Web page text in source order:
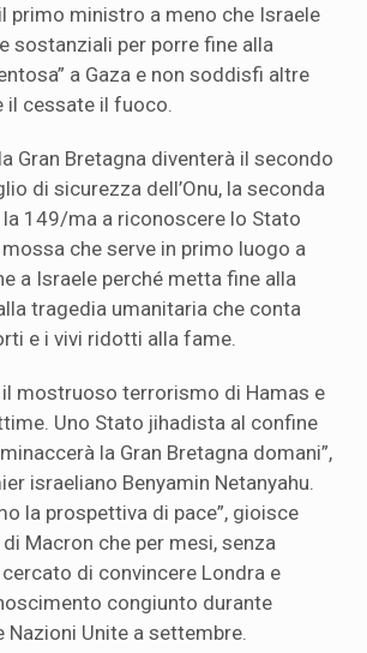
primo ministro a meno che Israele
sostanziali per porre fine alla
a Gaza e non soddisfi altre
cessate il fuoco.
Gran Bretagna diventerà il secondo
di sicurezza dell’Onu, la seconda
la 149/ma a riconoscere lo Stato
che serve in primo luogo a
a Israele perché metta fine alla
tragedia umanitaria che conta
e i vivi ridotti alla fame.
il mostruoso terrorismo di Hamas e
Uno Stato jihadista al confine
la Gran Bretagna domani”,
israeliano Benyamin Netanyahu.
la prospettiva di pace”, gioisce
Macron che per mesi, senza
di convincere Londra e
congiunto durante
Nazioni Unite a settembre.